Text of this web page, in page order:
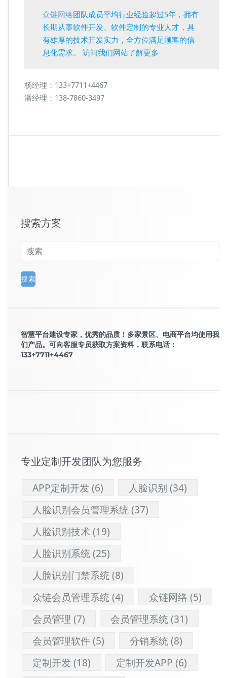
众链网络团队成员平均行业经验超过5年，拥有
长期从事软件开发、软件定制的专业人才，具
有雄厚的技术开发实力，全方位满足顾客的信
息化需求。 访问我们网站了解更多
杨经理：133+7711+4467
潘经理：138-7860-3497
搜索方案
智慧平台建设专家，优秀的品质！多家景区、电商平台均使用我
们产品。可向客服专员获取方案资料，联系电话：
133+7711+4467
专业定制开发团队为您服务
APP定制开发 (6) 人脸识别 (34)
人脸识别会员管理系统(37)
人脸识别技术(19)
人脸识别系统(25)
人脸识别门禁系统(8)
众链会员管理系统(4) 众链网络 (5)
会员管理 (7) 会员管理系统(31)
会员管理软件(5) 分销系统(8)
定制开发 (18) 定制开发APP (6)